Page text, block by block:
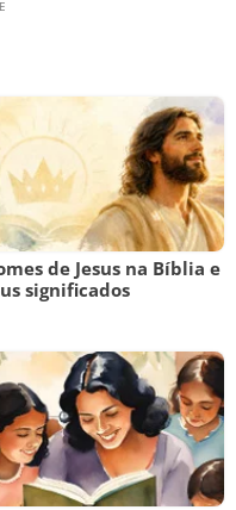
de Jesus na Bíblia e
significados